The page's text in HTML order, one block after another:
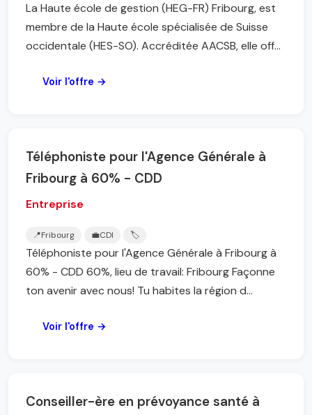
La Haute école de gestion (HEG-FR) Fribourg, est
membre de la Haute école spécialisée de Suisse
occidentale (HES-SO). Accréditée AACSB, elle off...
Voir l'offre →
Téléphoniste pour l'Agence Générale à
Fribourg à 60% - CDD
Entreprise
📍Fribourg 💼CDI 🏷️
Téléphoniste pour l'Agence Générale à Fribourg à
60% - CDD 60%, lieu de travail: Fribourg Façonne
ton avenir avec nous! Tu habites la région d...
Voir l'offre →
Conseiller-ère en prévoyance santé à